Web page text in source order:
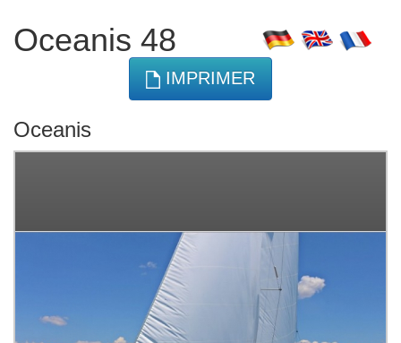
Oceanis 48
IMPRIMER
Oceanis